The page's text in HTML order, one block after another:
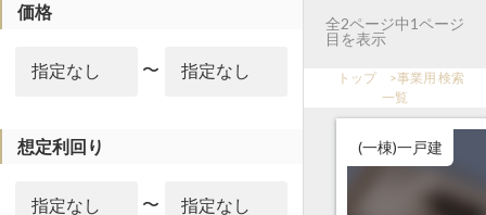
価格
〜
想定利回り
〜
全2ページ中1ページ
目を表示
トップ >事業用 検索
一覧
(一棟)一戸建